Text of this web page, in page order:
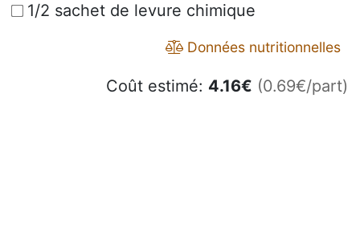
1/2 sachet de levure chimique
Données nutritionnelles
Coût estimé: 4.16€ (0.69€/part)